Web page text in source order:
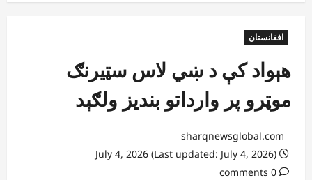
افغانستان
هېواد کې د ښي لاس سټیرنګ
موټرو پر وارداتو بندیز ولګېد
sharqnewsglobal.com
0 comments